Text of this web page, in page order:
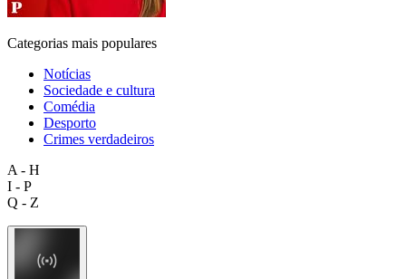
Categorias mais populares
Notícias
Sociedade e cultura
Comédia
Desporto
Crimes verdadeiros
A - H
I - P
Q - Z